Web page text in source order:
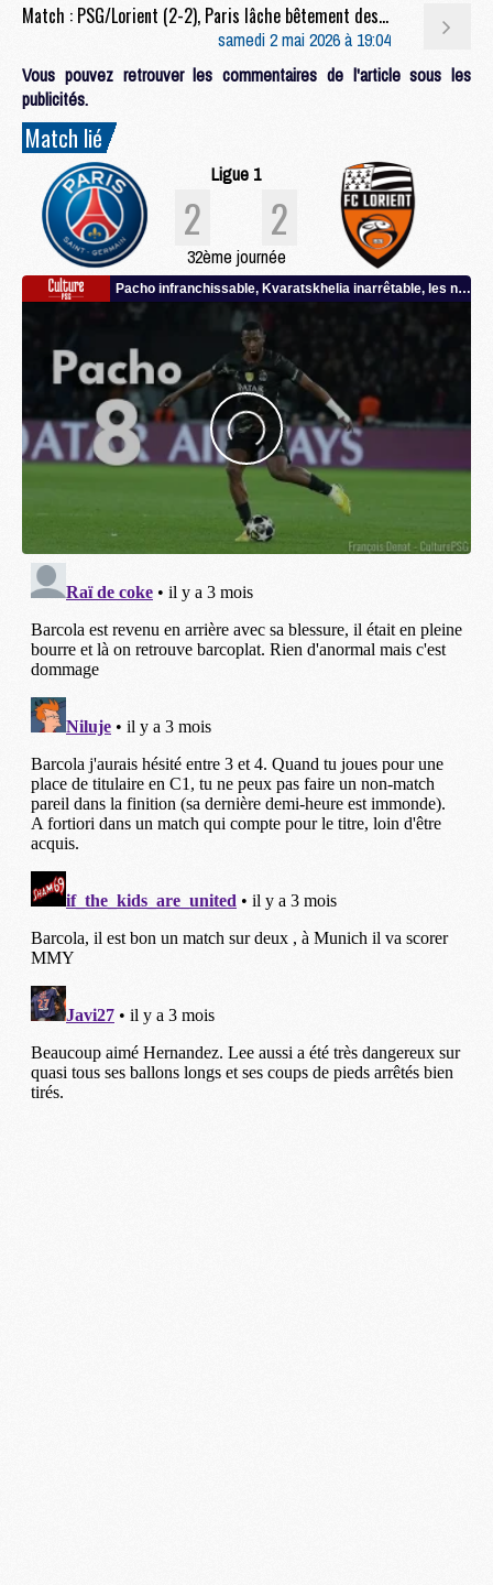
Match : PSG/Lorient (2-2), Paris lâche bêtement des points
samedi 2 mai 2026 à 19:04
Vous pouvez retrouver les commentaires de l'article sous les
publicités.
Match lié
Ligue 1
2 2
32ème journée